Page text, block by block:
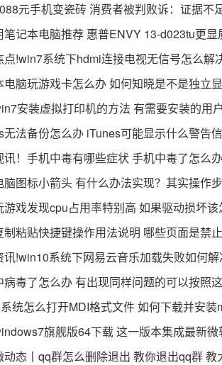
元手机变瓷砖 消费者被判败诉：证据不
笔记本电脑推荐 惠普ENVY 13-d023tu更
点!win7系统下hdmi连接电视无信号怎么解
电脑玩游戏卡怎么办 如何知晓是不是独立
安装虚拟打印机的方法 有需要安装的用
无法备份怎么办 iTunes可能显示什么警告
讯！手机中毒有哪些症状 手机中毒了怎么
脑图标小箭头 有什么办法实现？其实操作
游戏发现cpu占用率特别高 如果驱动损坏该
制粘贴快捷键操作用法说明 哪些页面是禁
讯!win10系统下网易云音乐加载失败如何
病毒了怎么办 有出现同样问题的可以按照
统怎么打开MDI格式文件 如何下载并安装
旗舰版64下载 这一版本集成最新
动态丨qq群怎么删除退出 教你退出qq群 教